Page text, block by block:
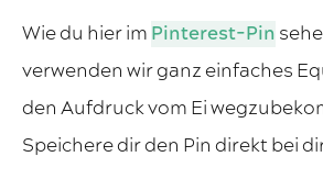
Wie du hier im Pinterest-Pin
verwenden wir ganz einfaches
den Aufdruck vom Ei
Speichere dir den Pin direkt bei